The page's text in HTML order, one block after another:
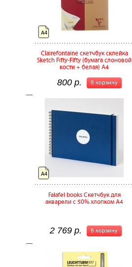
Clairefontaine скетчбук склейка
Sketch Fifty-Fifty (бумага слоновой
кости + белая) A4
В корзину
800 р.
А4
Falafel books Скетчбук для
акварели с 50% хлопком A4
В корзину
2 769 р.
А4